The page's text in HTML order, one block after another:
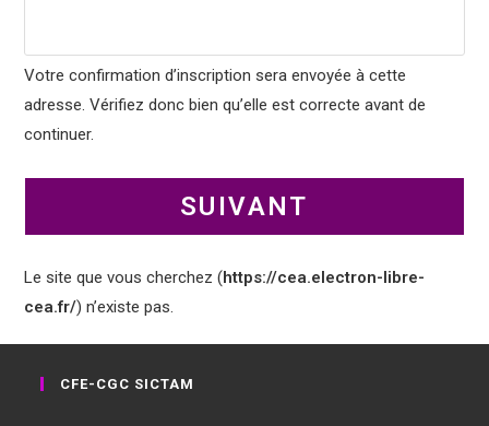
Votre confirmation d’inscription sera envoyée à cette
adresse. Vérifiez donc bien qu’elle est correcte avant de
continuer.
Le site que vous cherchez (https://cea.electron-libre-
cea.fr/) n’existe pas.
CFE-CGC SICTAM